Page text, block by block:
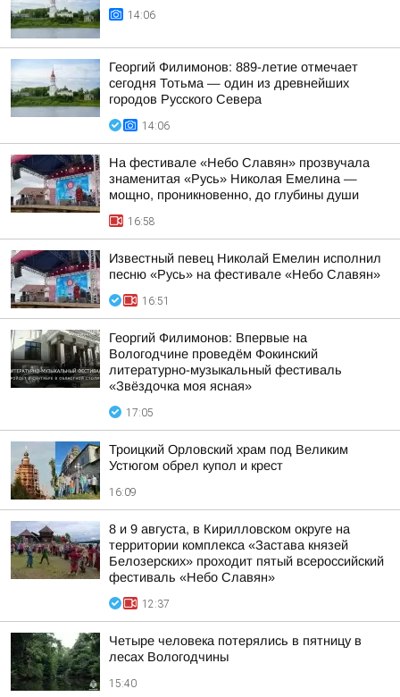
14:06
Георгий Филимонов: 889-летие отмечает
сегодня Тотьма — один из древнейших
городов Русского Севера
14:06
На фестивале «Небо Славян» прозвучала
знаменитая «Русь» Николая Емелина —
мощно, проникновенно, до глубины души
16:58
Известный певец Николай Емелин исполнил
песню «Русь» на фестивале «Небо Славян»
16:51
Георгий Филимонов: Впервые на
Вологодчине проведём Фокинский
литературно-музыкальный фестиваль
«Звёздочка моя ясная»
17:05
Троицкий Орловский храм под Великим
Устюгом обрел купол и крест
16:09
8 и 9 августа, в Кирилловском округе на
территории комплекса «Застава князей
Белозерских» проходит пятый всероссийский
фестиваль «Небо Славян»
12:37
Четыре человека потерялись в пятницу в
лесах Вологодчины
15:40